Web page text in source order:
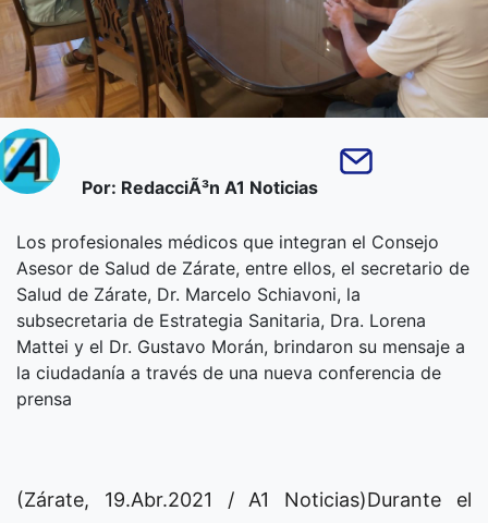
Por: RedacciÃ³n A1 Noticias
Los profesionales médicos que integran el Consejo
Asesor de Salud de Zárate, entre ellos, el secretario de
Salud de Zárate, Dr. Marcelo Schiavoni, la
subsecretaria de Estrategia Sanitaria, Dra. Lorena
Mattei y el Dr. Gustavo Morán, brindaron su mensaje a
la ciudadanía a través de una nueva conferencia de
prensa
(Zárate, 19.Abr.2021 / A1 Noticias)Durante el